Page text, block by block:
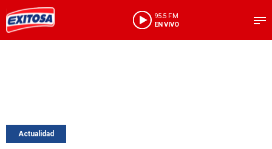
95.5 FM
EN VIVO
Actualidad